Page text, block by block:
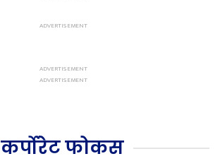
कर्पोरेट फोकस